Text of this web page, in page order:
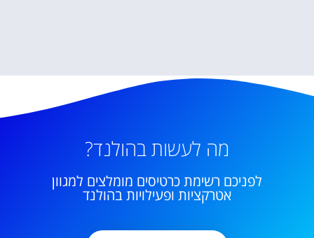
מה לעשות בהולנד?
לפניכם רשימת כרטיסים מומלצים למגוון
אטרקציות ופעילויות בהולנד